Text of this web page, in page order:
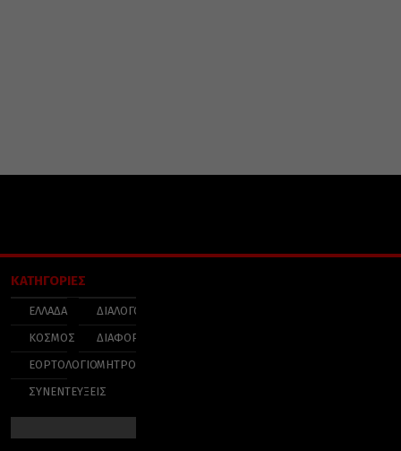
ΚΑΤΗΓΟΡΙΕΣ
ΕΛΛΑΔΑ
ΚΟΣΜΟΣ
ΕΟΡΤΟΛΟΓΙΟ
ΣΥΝΕΝΤΕΥΞΕΙΣ
ΔΙΑΛΟΓΟΣ
ΔΙΑΦΟΡΑ
ΜΗΤΡΟΠΟΛΕΙΣ